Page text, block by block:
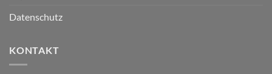
Datenschutz
KONTAKT